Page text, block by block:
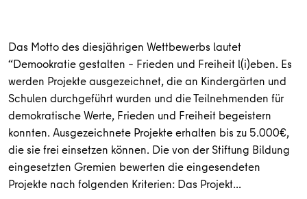
Das Motto des diesjährigen Wettbewerbs lautet
“Demookratie gestalten – Frieden und Freiheit l(i)eben. Es
werden Projekte ausgezeichnet, die an Kindergärten und
Schulen durchgeführt wurden und die Teilnehmenden für
demokratische Werte, Frieden und Freiheit begeistern
konnten. Ausgezeichnete Projekte erhalten bis zu 5.000€,
die sie frei einsetzen können. Die von der Stiftung Bildung
eingesetzten Gremien bewerten die eingesendeten
Projekte nach folgenden Kriterien: Das Projekt…